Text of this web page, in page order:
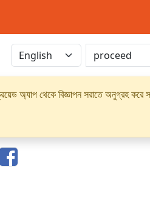
অ্যাপ থেকে বিজ্ঞাপন সরাতে অনুগ্রহ